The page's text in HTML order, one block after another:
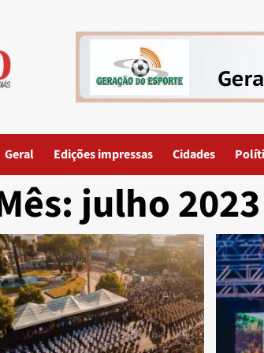
Geral Edições impressas Cidades
julho 2023